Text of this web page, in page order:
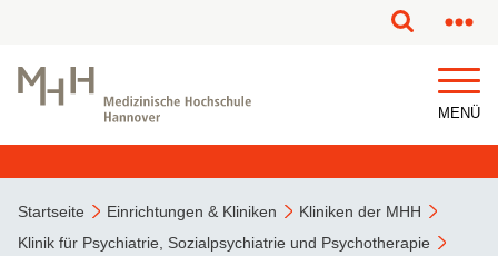
MENÜ
Startseite Einrichtungen & Kliniken
Kliniken der MHH
Klinik für Psychiatrie, Sozialpsychiatrie und Psychotherapie